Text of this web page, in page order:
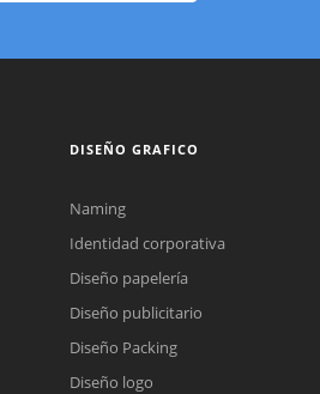
DISEÑO GRAFICO
Naming
Identidad corporativa
Diseño papelería
Diseño publicitario
Diseño Packing
Diseño logo